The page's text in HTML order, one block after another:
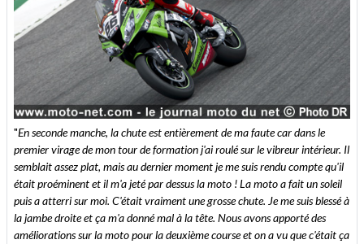
"En seconde manche, la chute est entièrement de ma faute car dans le
premier virage de mon tour de formation j'ai roulé sur le vibreur intérieur. Il
semblait assez plat, mais au dernier moment je me suis rendu compte qu'il
était proéminent et il m'a jeté par dessus la moto ! La moto a fait un soleil
puis a atterri sur moi. C'était vraiment une grosse chute. Je me suis blessé à
la jambe droite et ça m'a donné mal à la tête. Nous avons apporté des
améliorations sur la moto pour la deuxième course et on a vu que c'était ça